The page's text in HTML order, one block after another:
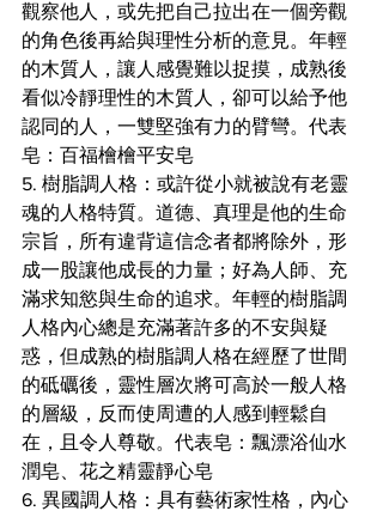
觀察他人，或先把自己拉出在一個旁觀
的角色後再給與理性分析的意見。年輕
的木質人，讓人感覺難以捉摸，成熟後
看似冷靜理性的木質人，卻可以給予他
認同的人，一雙堅強有力的臂彎。代表
皂：百福檜檜平安皂
5. 樹脂調人格：或許從小就被說有老靈
魂的人格特質。道德、真理是他的生命
宗旨，所有違背這信念者都將除外，形
成一股讓他成長的力量；好為人師、充
滿求知慾與生命的追求。年輕的樹脂調
人格內心總是充滿著許多的不安與疑
惑，但成熟的樹脂調人格在經歷了世間
的砥礪後，靈性層次將可高於一般人格
的層級，反而使周遭的人感到輕鬆自
在，且令人尊敬。代表皂：飄漂浴仙水
潤皂、花之精靈靜心皂
6. 異國調人格：具有藝術家性格，內心